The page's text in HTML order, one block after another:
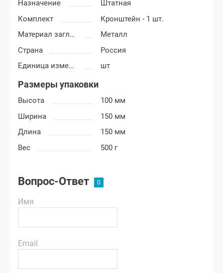
Назначение
Штатная
Комплект
Кронштейн - 1 шт.
Материал заглушки (крюка)
Металл
Страна
Россия
Единица измерения
шт
Размеры упаковки
Высота
100 мм
Ширина
150 мм
Длина
150 мм
Вес
500 г
Вопрос-Ответ
Имя
Email